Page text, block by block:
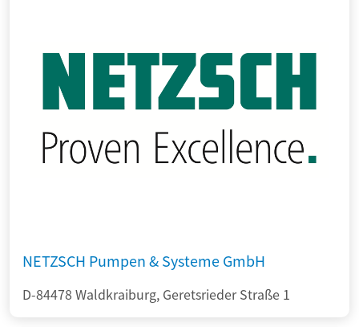
NETZSCH Pumpen & Systeme GmbH
D-84478 Waldkraiburg, Geretsrieder Straße 1